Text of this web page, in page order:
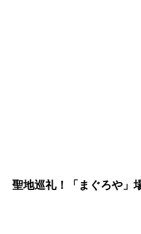
聖地巡礼！「まぐろや」